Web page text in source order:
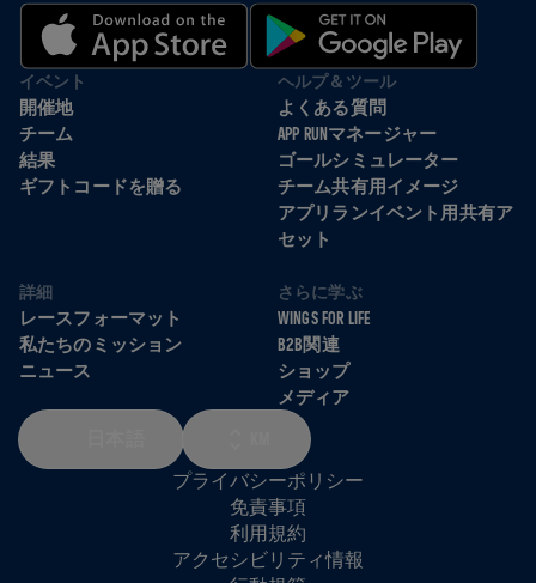
イベント
開催地
チーム
結果
ギフトコードを贈る
ヘルプ＆ツール
よくある質問
APP RUNマネージャー
ゴールシミュレーター
チーム共有用イメージ
アプリランイベント用共有ア
セット
詳細
レースフォーマット
私たちのミッション
ニュース
さらに学ぶ
WINGS FOR LIFE
B2B関連
ショップ
メディア
プライバシーポリシー
免責事項
利用規約
アクセシビリティ情報